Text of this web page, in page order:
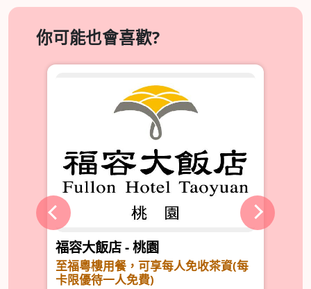
你可能也會喜歡?
福容大飯店 - 桃園
至福粵樓用餐，可享每人免收茶資(每
卡限優待一人免費)